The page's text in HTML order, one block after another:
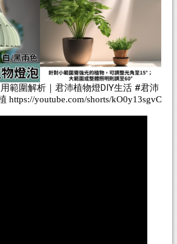
範圍解析｜君沛植物燈DIY生活 #君沛
https://youtube.com/shorts/kO0y13sgvC